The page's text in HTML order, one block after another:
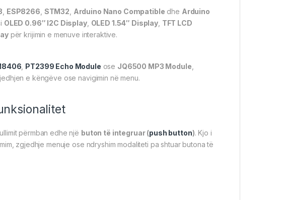
, ESP8266, STM32, Arduino Nano Compatible dhe Arduino
OLED 0.96″ I2C Display, OLED 1.54″ Display, TFT LCD
për krijimin e menuve interaktive.
PT2399 Echo Module ose JQ6500 MP3 Module
e këngëve ose navigimin në menu.
përmban edhe një buton të integruar (push button). Kjo i
zgjedhje menuje ose ndryshim modaliteti pa shtuar butona të